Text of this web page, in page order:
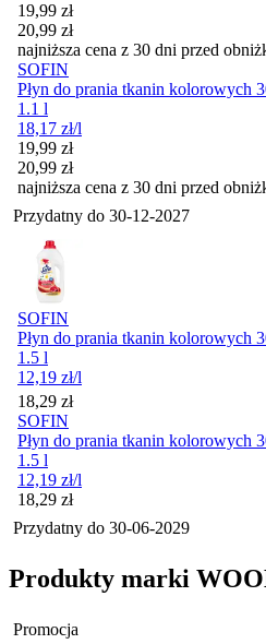
Cena promocyjna
19,99 zł
20,99 zł
najniższa cena z 30 dni przed
SOFIN
Płyn do prania tkanin kolorowych
1.1 l
18,17 zł/l
Cena promocyjna
19,99 zł
20,99 zł
najniższa cena z 30 dni przed
Przydatny do 30-12-2027
SOFIN
Płyn do prania tkanin kolorowych
1.5 l
12,19 zł/l
Cena
18,29 zł
SOFIN
Płyn do prania tkanin kolorowych
1.5 l
12,19 zł/l
Cena
18,29 zł
Przydatny do 30-06-2029
Produkty marki
Promocja